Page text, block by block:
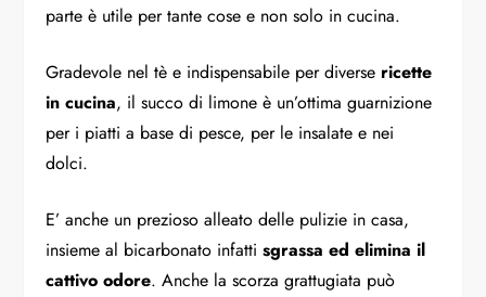
parte è utile per tante cose e non solo in cucina.
Gradevole nel tè e indispensabile per diverse ricette
in cucina, il succo di limone è un’ottima guarnizione
per i piatti a base di pesce, per le insalate e nei
dolci.
E’ anche un prezioso alleato delle pulizie in casa,
insieme al bicarbonato infattisgrassa ed elimina il
cattivo odore. Anche la scorza grattugiata può